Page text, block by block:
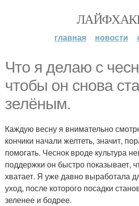
главная новости
Что я делаю с
чтобы он снова
зелёным.
Каждую весну я внимательно
кончики начали желтеть, значит,
помогать. Чеснок вроде культура
поддержки он быстро показывает,
хватает. Я уже давно выработала
уход, после которого посадки
зеленее и бодрее.